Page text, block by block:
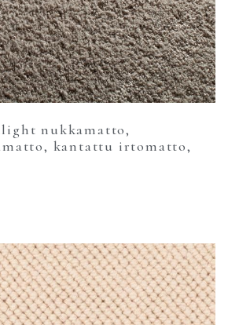
nukkamatto,
kantattu irtomatto,